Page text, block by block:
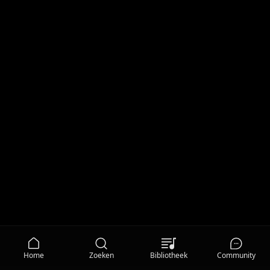
Home Zoeken Bibliotheek Community